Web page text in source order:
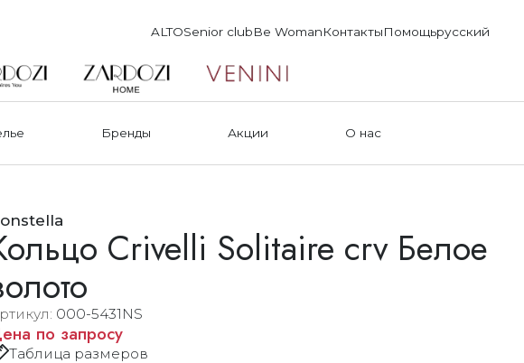
ALTOSenior clubBe WomanКонтактыПомощьрусский
Бренды Акции О нас
Crivelli Solitaire crv Белое
000-5431NS
по запросу
Таблица размеров